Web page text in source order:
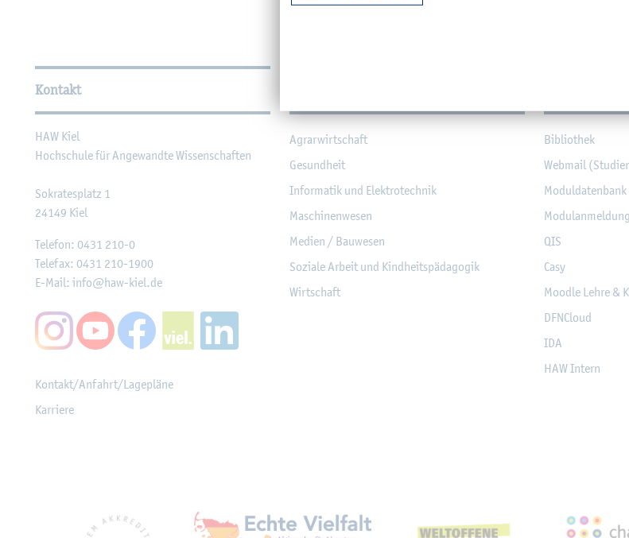
Wei­ter­füh­ren­de In­for­ma­tio­nen
Kontakt
HAW Kiel
Hoch­schu­le für An­ge­wand­te Wis­sen­schaf­ten
So­kra­tes­platz 1
24149 Kiel
Te­le­fon: 0431 210-0
Te­le­fax: 0431 210-1900
E-Mail: info@​haw-​kiel.​de
Kon­takt/An­fahrt/La­ge­plä­ne
Kar­rie­re
Agrar­wirt­schaft
Ge­sund­heit
In­for­ma­tik und Elek­tro­tech­nik
Ma­schi­nen­we­sen
Me­di­en / Bau­we­sen
So­zia­le Ar­beit und Kind­heits­päd­ago­gik
Wirt­schaft
Bi­blio­thek
Web­mail
Mo­dul­da­ten­bank
Mo­du­l­an­mel­dung
QIS
Casy
Mood­le Lehre &
DF­NCloud
IDA
HAW In­tern
Mit­glied­schaf­ten, Aus­zeich­nun­gen,